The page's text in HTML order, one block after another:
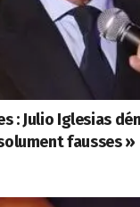
: Julio Iglesias
fausses »